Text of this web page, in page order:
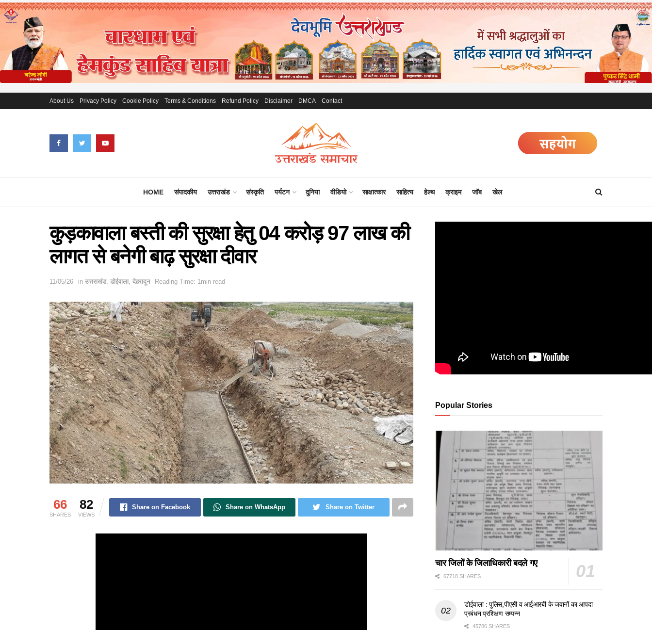
About Us Privacy Policy Cookie Policy Terms & Conditions Refund Policy Disclaimer DMCA Contact
HOME संपादकीय उत्तराखंड संस्कृति पर्यटन दुनिया वीडियो साक्षात्कार साहित्य हेल्थ क्राइम जॉब खेल
कुड़कावाला बस्ती की सुरक्षा हेतु 04 करोड़ 97 लाख की
लागत से बनेगी बाढ़ सुरक्षा दीवार
11/05/26 in उत्तराखंड, डोईवाला, देहरादून Reading Time: 1min read
66
SHARES
82
VIEWS
Share on Facebook Share on WhatsApp Share on Twitter
Popular Stories
चार जिलों के जिलाधिकारी बदले गए
67718 SHARES
डोईवाला : पुलिस,पीएसी व आईआरबी के जवानों का आपदा
प्रबंधन प्रशिक्षण सम्पन्न
45786 SHARES